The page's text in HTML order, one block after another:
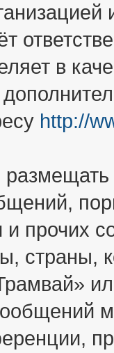
в
http://
и прочих
страны,